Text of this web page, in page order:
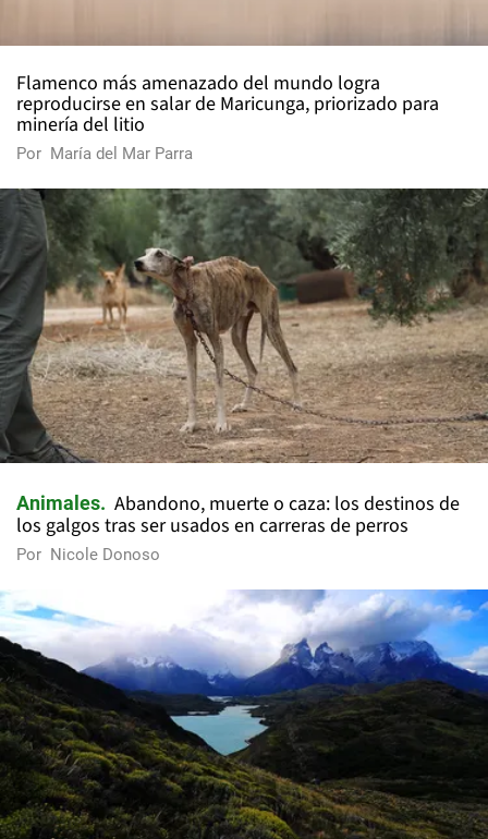
Flamenco más amenazado del mundo logra
reproducirse en salar de Maricunga, priorizado para
minería del litio
Por María del Mar Parra
Animales
Abandono, muerte o caza: los destinos de
los galgos tras ser usados en carreras de perros
Por Nicole Donoso